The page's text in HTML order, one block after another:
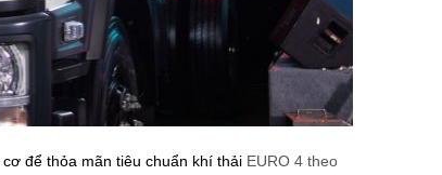
để thỏa mãn tiêu chuẩn khí thải EURO 4 theo